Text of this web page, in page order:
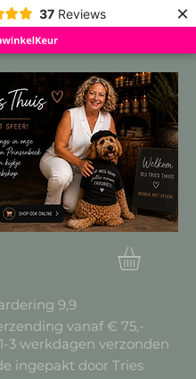
37 Reviews ×
9,9
vanaf € 75,-
3 werkdagen verzonden
ingepakt door Tries